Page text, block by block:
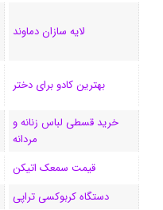
ن
لایه سازان دماوند
بهترین کادو برای دختر
خرید قسطی لباس زنانه و
مردانه
قیمت سمعک اتیکن
دستگاه کربوکسی تراپی